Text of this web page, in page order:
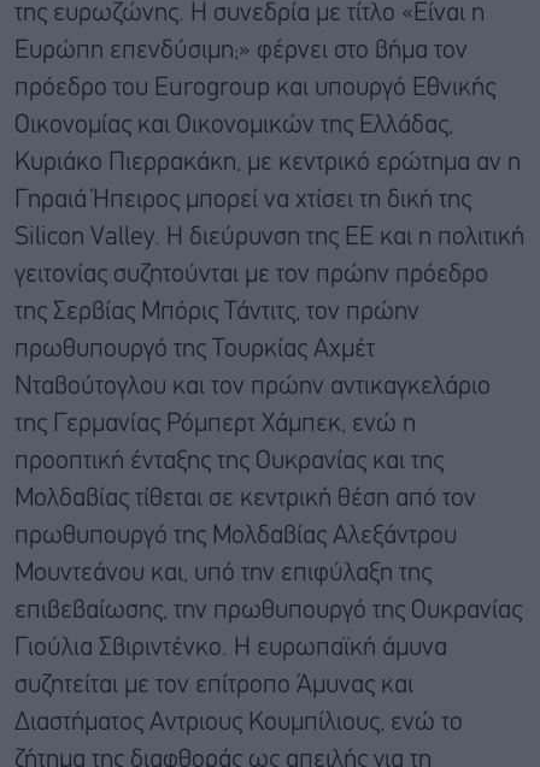
της ευρωζώνης. Η συνεδρία με τίτλο «Είναι η
Ευρώπη επενδύσιμη;» φέρνει στο βήμα τον
πρόεδρο του Eurogroup και υπουργό Εθνικής
Οικονομίας και Οικονομικών της Ελλάδας,
Κυριάκο Πιερρακάκη, με κεντρικό ερώτημα αν η
Γηραιά Ήπειρος μπορεί να χτίσει τη δική της
Silicon Valley. Η διεύρυνση της ΕΕ και η πολιτική
γειτονίας συζητούνται με τον πρώην πρόεδρο
της Σερβίας Μπόρις Τάντιτς, τον πρώην
πρωθυπουργό της Τουρκίας Αχμέτ
Νταβούτογλου και τον πρώην αντικαγκελάριο
της Γερμανίας Ρόμπερτ Χάμπεκ, ενώ η
προοπτική ένταξης της Ουκρανίας και της
Μολδαβίας τίθεται σε κεντρική θέση από τον
πρωθυπουργό της Μολδαβίας Αλεξάντρου
Μουντεάνου και, υπό την επιφύλαξη της
επιβεβαίωσης, την πρωθυπουργό της Ουκρανίας
Γιούλια Σβιριντένκο. Η ευρωπαϊκή άμυνα
συζητείται με τον επίτροπο Άμυνας και
Διαστήματος Αντριους Κουμπίλιους, ενώ το
ζήτημα της διαφθοράς ως απειλής για τη